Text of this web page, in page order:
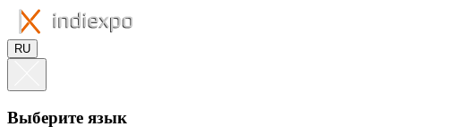
RU
Выберите язык